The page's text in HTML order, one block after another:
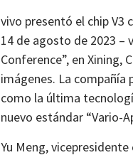
vivo presentó el chip V3
14 de agosto de 2023 –
Conference”, en Xining,
imágenes. La compañía
como la última
nuevo estándar “Vario-
Yu Meng,